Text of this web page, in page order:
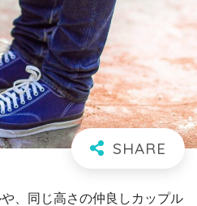
、同じ高さの仲良しカップル